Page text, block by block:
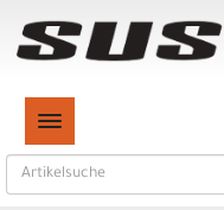
TOGGLE NAVIGATION